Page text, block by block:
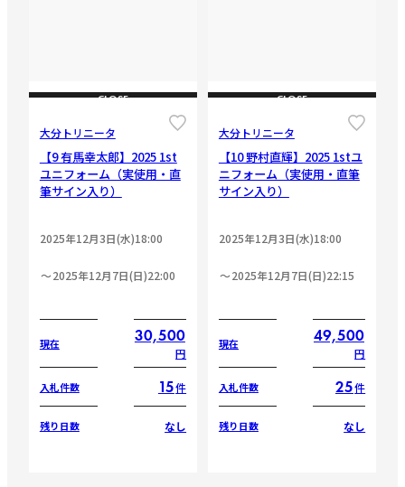
CLOSE
大分トリニータ
【9 有馬幸太郎】2025 1st
ユニフォーム（実使用・直
筆サイン入り）
2025年12月3日(水)18:00
2025年12月7日(日)22:00
現在 30,500
円
入札件数 15件
残り日数 なし
CLOSE
大分トリニータ
【10 野村直輝】2025 1stユ
ニフォーム（実使用・直筆
サイン入り）
2025年12月3日(水)18:00
2025年12月7日(日)22:15
現在 49,500
円
入札件数 25件
残り日数 なし